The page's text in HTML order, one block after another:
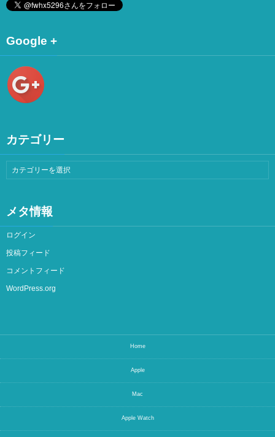
Google +
カテゴリー
メタ情報
ログイン
投稿フィード
コメントフィード
WordPress.org
Home
Apple
Mac
Apple Watch